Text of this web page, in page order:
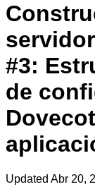
#3:
de
Updated Abr 20,